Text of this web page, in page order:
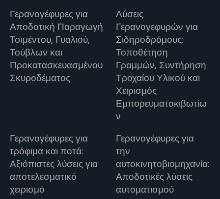
Γερανογέφυρες για
Αποδοτική Παραγωγή
Τσιμέντου, Γυαλιού,
Τούβλων και
Προκατασκευασμένου
Σκυροδέματος
Λύσεις
Γερανογεφυρών για
Σιδηροδρόμους:
Τοποθέτηση
Γραμμών, Συντήρηση
Τροχαίου Υλικού και
Χειρισμός
Εμπορευματοκιβωτίω
ν
Γερανογέφυρες για
τρόφιμα και ποτά:
Αξιόπιστες λύσεις για
αποτελεσματικό
χειρισμό
Γερανογέφυρες για
την
αυτοκινητοβιομηχανία:
Αποδοτικές λύσεις
αυτοματισμού